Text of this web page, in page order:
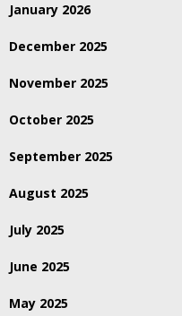
January 2026
December 2025
November 2025
October 2025
September 2025
August 2025
July 2025
June 2025
May 2025